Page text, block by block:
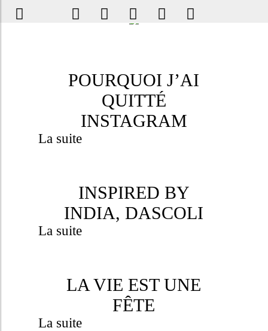
POURQUOI J’AI
QUITTÉ
INSTAGRAM
La suite
INSPIRED BY
INDIA, DASCOLI
La suite
LA VIE EST UNE
FÊTE
La suite